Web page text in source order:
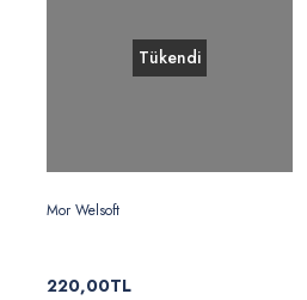
Tükendi
Mor Welsoft
220,00TL